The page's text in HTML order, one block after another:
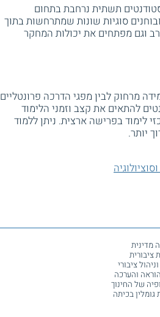
תשתית נרחבת בתחום
סוגיות שונות שמתרחשות בתוך
וגם מפתחים את יכולות המחקר
מרחוק לבין מפגי הדרכה פרונטליים
להתאים את קצב וזמני הלימוד
האישיים וגם לבחור את מקום הלימודים מבין כ - 50 מרכזי לימוד בפרישה ארצית. ניתן ללמוד
יותר.
מדינית
ציבורית
ציבורי
והערכה
של החינוך
גומלין בכיתה